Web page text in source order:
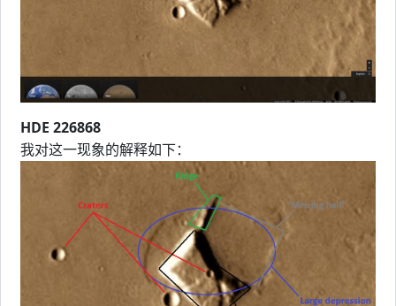
HDE 226868
我对这一现象的解释如下：